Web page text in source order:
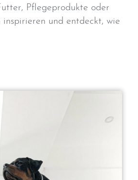
Pflegeprodukte oder
und entdeckt, wie